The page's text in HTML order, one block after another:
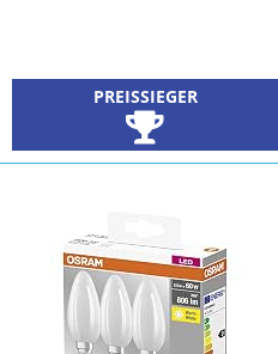
PREISSIEGER